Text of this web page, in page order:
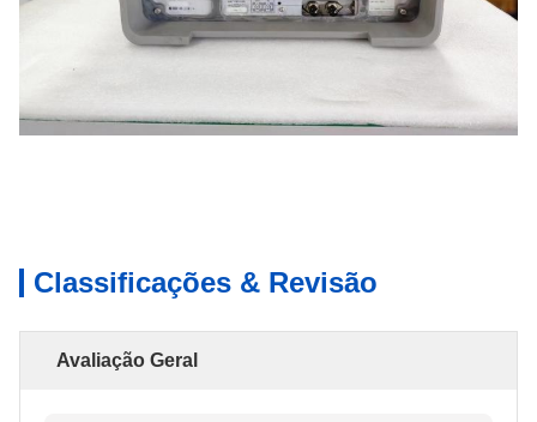
Classificações & Revisão
Avaliação Geral